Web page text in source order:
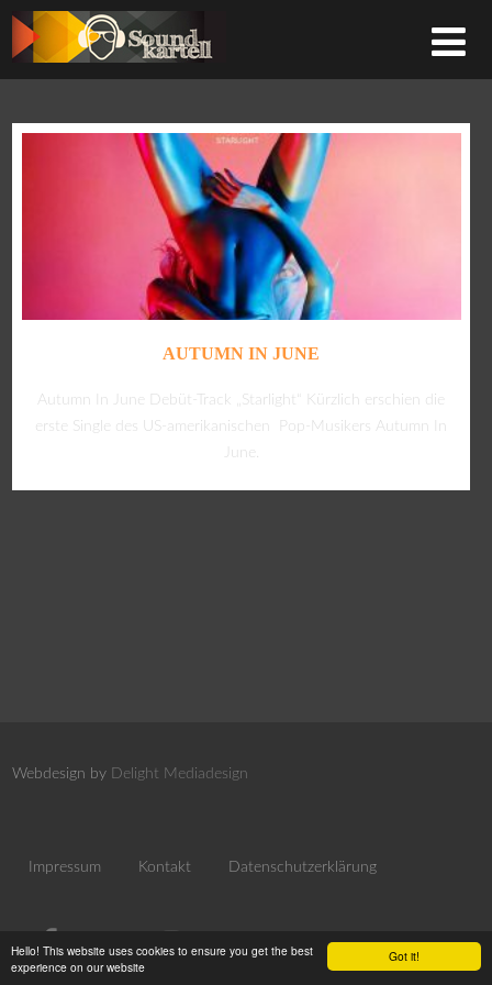
Got it!
Hello! This website uses cookies to ensure you get the best
experience on our website
AUTUMN IN JUNE
Autumn In June Debüt-Track „Starlight“ Kürzlich erschien die
erste Single des US-amerikanischen Pop-Musikers Autumn In
June.
Webdesign by Delight Mediadesign
Impressum Kontakt Datenschutzerklärung